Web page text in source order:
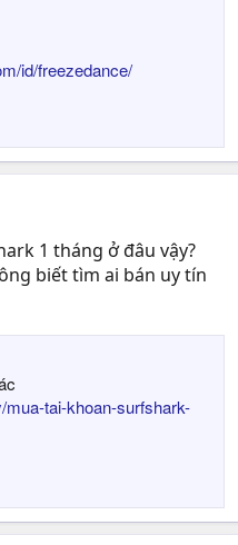
id/freezedance/
1 tháng ở đâu vậy?
biết tìm ai bán uy tín
tai-khoan-surfshark-